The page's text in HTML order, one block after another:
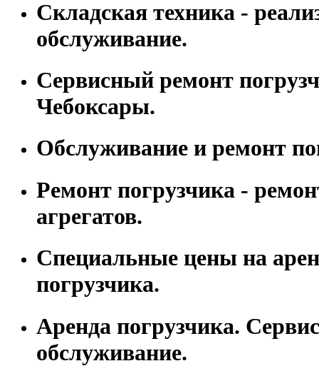
Складская техника -
обслуживание.
Сервисный ремонт
Чебоксары.
Обслуживание и ремонт
Ремонт погрузчика -
агрегатов.
Специальные цены на
погрузчика.
Аренда погрузчика.
обслуживание.